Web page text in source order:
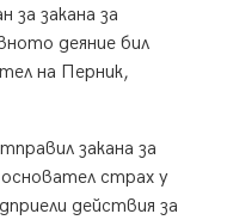
за закана за
деяние бил
на Перник,
закана за
страх у
действия за